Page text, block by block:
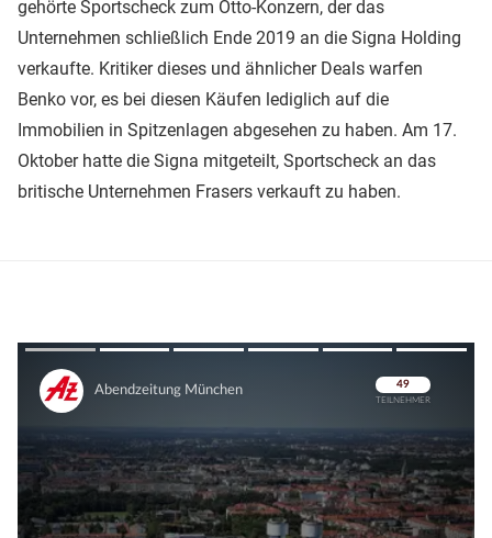
gehörte Sportscheck zum Otto-Konzern, der das
Unternehmen schließlich Ende 2019 an die Signa Holding
verkaufte. Kritiker dieses und ähnlicher Deals warfen
Benko vor, es bei diesen Käufen lediglich auf die
Immobilien in Spitzenlagen abgesehen zu haben. Am 17.
Oktober hatte die Signa mitgeteilt, Sportscheck an das
britische Unternehmen Frasers verkauft zu haben.
Überspringen